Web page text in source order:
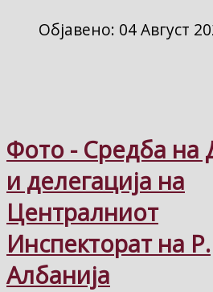
Објавено: 04 Август
Фото - Средба на
и делегација на
Централниот
Инспекторат на Р.
Албанија